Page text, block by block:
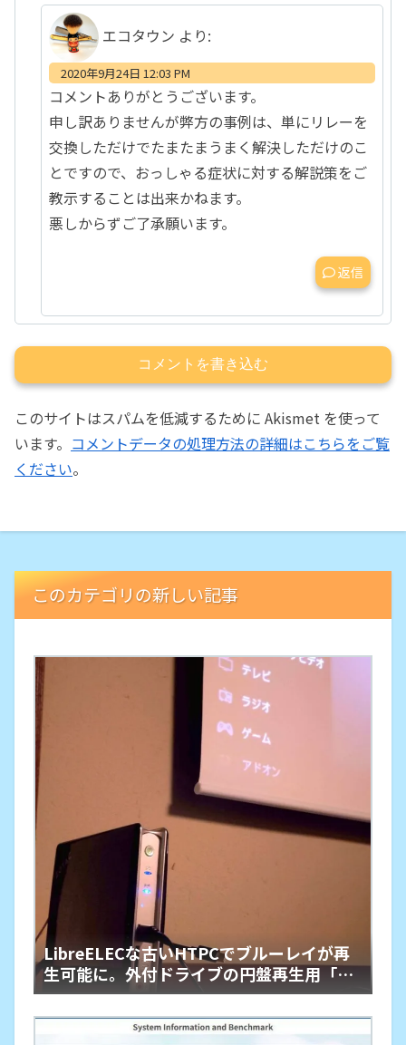
エコタウン より:
2020年9月24日 12:03 PM
コメントありがとうございます。
申し訳ありませんが弊方の事例は、単にリレーを
交換しただけでたまたまうまく解決しただけのこ
とですので、おっしゃる症状に対する解説策をご
教示することは出来かねます。
悪しからずご了承願います。
返信
コメントを書き込む
このサイトはスパムを低減するために Akismet を使って
います。 コメントデータの処理方法の詳細はこちらをご覧
ください。
このカテゴリの新しい記事
LibreELECな古いHTPCでブルーレイが再
生可能に。外付ドライブの円盤再生用「艦
橋」という余生